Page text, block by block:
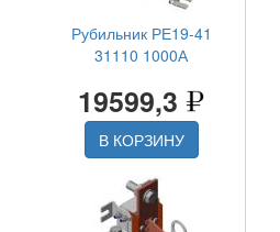
Рубильник РЕ19-41
31110 1000А
19599,3
В КОРЗИНУ